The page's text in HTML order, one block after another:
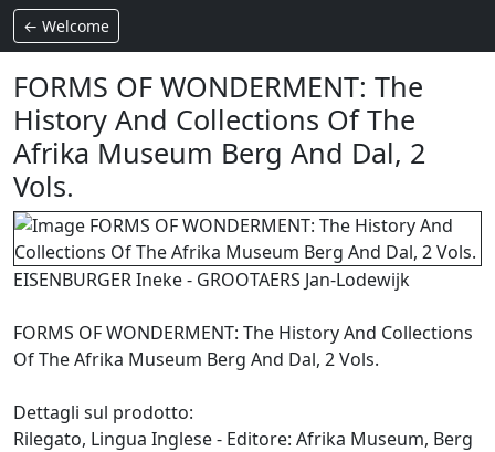
← Welcome
FORMS OF WONDERMENT: The
History And Collections Of The
Afrika Museum Berg And Dal, 2
Vols.
EISENBURGER Ineke - GROOTAERS Jan-Lodewijk
FORMS OF WONDERMENT: The History And Collections
Of The Afrika Museum Berg And Dal, 2 Vols.
Dettagli sul prodotto:
Rilegato, Lingua Inglese - Editore: Afrika Museum, Berg